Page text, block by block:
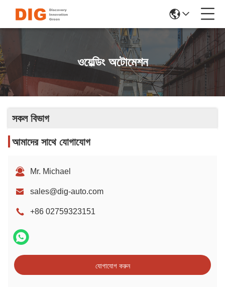
ওয়েল্ডিং অটোমেশন
সকল বিভাগ
আমাদের সাথে যোগাযোগ
Mr. Michael
sales@dig-auto.com
+86 02759323151
যোগাযোগ করুন